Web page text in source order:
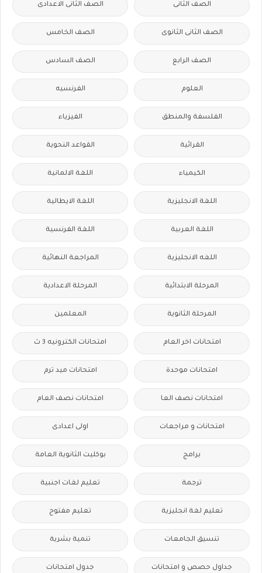
الصف الثانى الصف الثانى الاعدادى
الصف الثانى الثانوى الصف الخامس
الصف الرابع الصف السادس
العلوم الفرنسيه
الفلسفة والمنطق الفيزياء
القرائية القواعد النحوية
الكيمياء اللغة الالمانية
اللغة الانجليزية اللغة الايطالية
اللغة العربية اللغة الفرنسية
اللغه الانجليزية المراجعة النهائية
المرحلة الابتدائية المرحلة الاعدادية
المرحلة الثانوية المعلمين
امتحانات اخر العام امتحانات الكترونيه 3 ث
امتحانات موحدة امتحانات ميد ترم
امتحانات نصف العا امتحانات نصف العام
امتحانات و مراجعات اولى اعدادى
برامج بوكليت الثانوية العامة
ترجمة تعليم لغات اجنبية
تعليم لغة انجليزية تعليم مفتوح
تنسيق الجامعات تنمية بشرية
جداول حصص و امتحانات جدول امتحانات